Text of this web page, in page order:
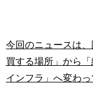
今回のニュースは
買する場所」から
インフラ」へ変わ